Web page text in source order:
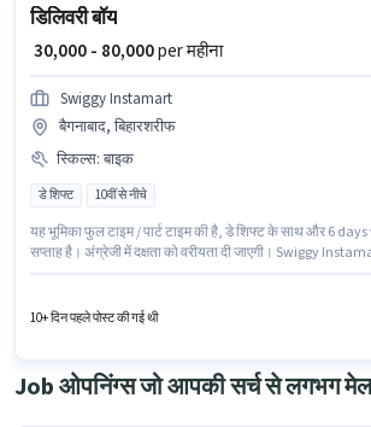
डिलिवरी बॉय
₹ 30,000 - 80,000per महीना
Swiggy Instamart
बैगनाबाद, बिहारशरीफ
स्किल्स: बाइक
डे शिफ्ट 10वीं से नीचे
यह भूमिका फुल टाइम / पार्ट टाइम की है, डे शिफ्ट के साथ और 6
सप्ताह है। अंग्रेजी में दक्षता को वरीयता दी जाएगी। Swiggy
मासिक वेतन ₹80000 रहेगा। इस पद के लिए Fixed सैलरी उपलब्ध है।
10+ दिन पहले पोस्ट की गई थी
Job ओपनिंग्स जो आपकी सर्च से लगभग